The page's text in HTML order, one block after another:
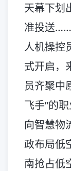
天幕下划
准投送
人机操控
式开启，
员齐聚中
飞手”的
向智慧物
政布局低
南抢占低